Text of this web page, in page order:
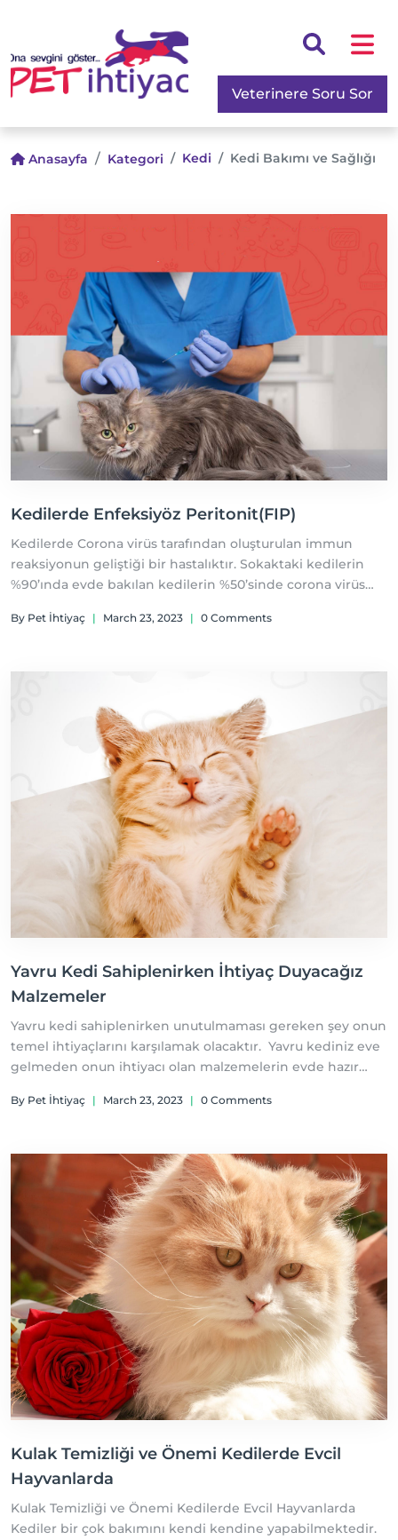
Veterinere Soru Sor
Anasayfa Kategori Kedi Kedi Bakımı ve Sağlığı
Kedilerde Enfeksiyöz Peritonit(FIP)
Kedilerde Corona virüs tarafından oluşturulan immun
reaksiyonun geliştiği bir hastalıktır. Sokaktaki kedilerin
%90’ında evde bakılan kedilerin %50’sinde corona virüs
By Pet İhtiyaç | March 23, 2023 | 0 Comments
Yavru Kedi Sahiplenirken İhtiyaç Duyacağız
Malzemeler
Yavru kedi sahiplenirken unutulmaması gereken şey onun
temel ihtiyaçlarını karşılamak olacaktır. Yavru kediniz eve
gelmeden onun ihtiyacı olan malzemelerin evde hazır
By Pet İhtiyaç | March 23, 2023 | 0 Comments
Kulak Temizliği ve Önemi Kedilerde Evcil
Hayvanlarda
Kulak Temizliği ve Önemi Kedilerde Evcil Hayvanlarda
Kediler bir çok bakımını kendi kendine yapabilmektedir.